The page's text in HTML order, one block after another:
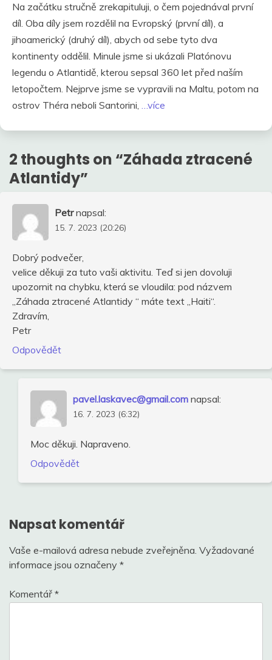
Na začátku stručně zrekapituluji, o čem pojednával první
díl. Oba díly jsem rozdělil na Evropský (první díl), a
jihoamerický (druhý díl), abych od sebe tyto dva
kontinenty oddělil. Minule jsme si ukázali Platónovu
legendu o Atlantidě, kterou sepsal 360 let před naším
letopočtem. Nejprve jsme se vypravili na Maltu, potom na
ostrov Théra neboli Santorini, …více
2 thoughts on “Záhada ztracené
Atlantidy”
Petr napsal:
15. 7. 2023 (20:26)
Dobrý podvečer,
velice děkuji za tuto vaši aktivitu. Teď si jen dovoluji
upozornit na chybku, která se vloudila: pod názvem
„Záhada ztracené Atlantidy “ máte text „Haiti“.
Zdravím,
Petr
Odpovědět
pavel.laskavec@gmail.com napsal:
16. 7. 2023 (6:32)
Moc děkuji. Napraveno.
Odpovědět
Napsat komentář
Vaše e-mailová adresa nebude zveřejněna. Vyžadované
informace jsou označeny *
Komentář *